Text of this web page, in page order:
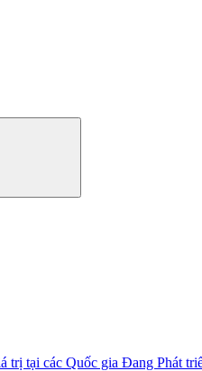
trị tại các Quốc gia Đang Phát